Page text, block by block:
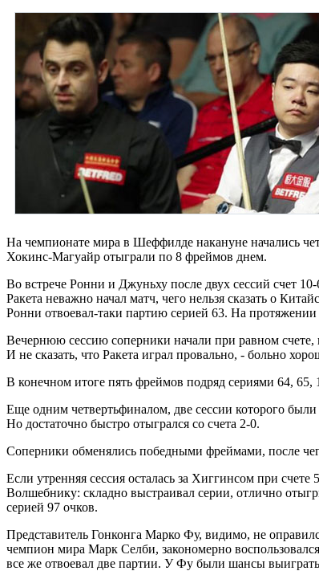
На чемпионате мира в Шеффилде накануне начались
Хокинс-Магуайр отыграли по 8 фреймов днем.
Во встрече Ронни и Джуньху после двух сессий счет
Ракета неважно начал матч, чего нельзя сказать о
Ронни отвоевал-таки партию серией 63. На
Вечернюю сессию соперники начали при равном
И не сказать, что Ракета играл провально, - больно
В конечном итоге пять фреймов подряд сериями 64,
Еще одним четвертьфиналом, две сессии которого
Но достаточно быстро отыгрался со счета 2-0.
Соперники обменялись победными фреймами, после
Если утренняя сессия осталась за Хиггинсом при
Волшебнику: складно выстраивал серии, отлично
серией 97 очков.
Представитель Гонконга Марко Фу, видимо, не
чемпион мира Марк Селби, закономерно
все же отвоевал две партии. У Фу были шансы